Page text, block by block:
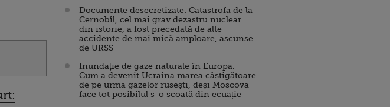
Documente desecretizate: Catastrofa de la
Cernobîl, cel mai grav dezastru nuclear
din istorie, a fost precedată de alte
accidente de mai mică amploare, ascunse
de URSS
Inundație de gaze naturale în Europa.
Cum a devenit Ucraina marea câștigătoare
de pe urma gazelor rusești, deși Moscova
face tot posibilul s-o scoată din ecuație